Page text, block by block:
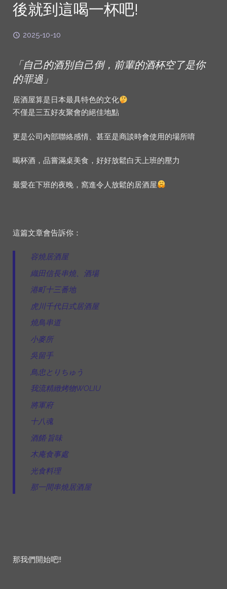
後就到這喝一杯吧!
2025-10-10
「自己的酒別自己倒，前輩的酒杯空了是你
的罪過」
居酒屋算是日本最具特色的文化
不僅是三五好友聚會的絕佳地點
更是公司內部聯絡感情、甚至是商談時會使用的場所唷
喝杯酒，品嘗滿桌美食，好好放鬆白天上班的壓力
最愛在下班的夜晚，窩進令人放鬆的居酒屋
這篇文章會告訴你：
容燒居酒屋
織田信長串燒、酒場
港町十三番地
虎川千代日式居酒屋
燒鳥串道
小麥所
吳留手
鳥忠とりちゅう
我流精緻烤物WOLIU
將軍府
十八魂
酒餚·旨味
木庵食事處
光食料理
那一間串燒居酒屋
那我們開始吧!!